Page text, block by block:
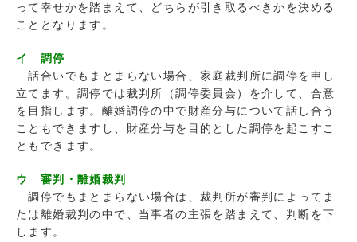
って幸せかを踏まえて、どちらが引き取るべきかを決める
こととなります。
イ 調停
話合いでもまとまらない場合、家庭裁判所に調停を申し
立てます。調停では裁判所（調停委員会）を介して、合意
を目指します。離婚調停の中で財産分与について話し合う
こともできますし、財産分与を目的とした調停を起こすこ
ともできます。
ウ 審判・離婚裁判
調停でもまとまらない場合は、裁判所が審判によってま
たは離婚裁判の中で、当事者の主張を踏まえて、判断を下
します。